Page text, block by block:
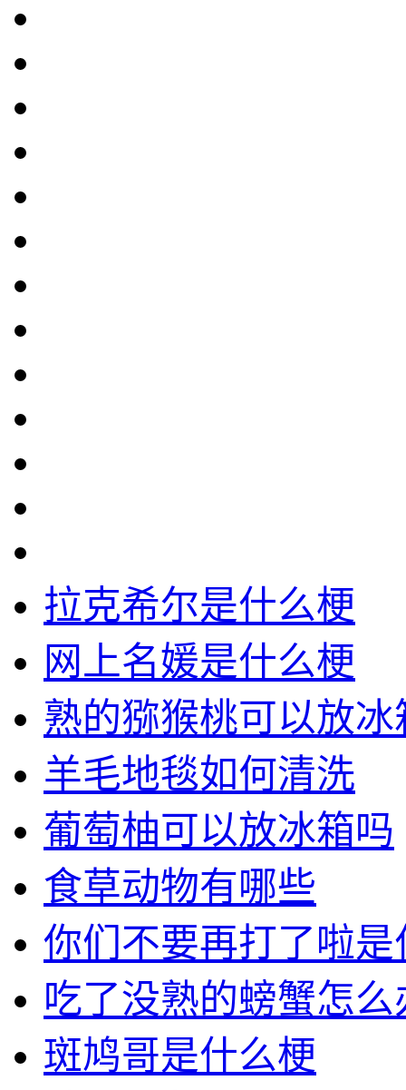
拉克希尔是什么梗
网上名媛是什么梗
熟的猕猴桃可以放冰
羊毛地毯如何清洗
葡萄柚可以放冰箱吗
食草动物有哪些
你们不要再打了啦是
吃了没熟的螃蟹怎么
斑鸠哥是什么梗